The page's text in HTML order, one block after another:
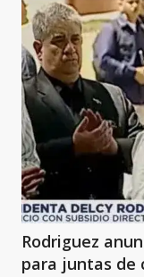
Rodriguez
para juntas de